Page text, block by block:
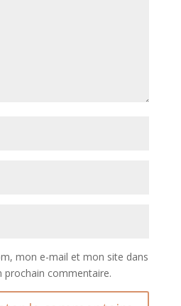
mon e-mail et mon site dans
commentaire.